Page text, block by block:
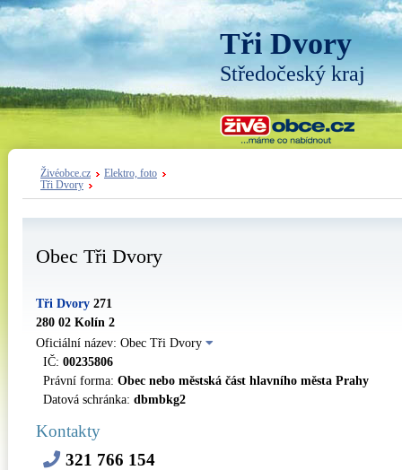
Tři Dvory
Středočeský kraj
Živéobce.cz
Elektro, foto
Tři Dvory
Obec Tři Dvory
Tři Dvory 271
280 02 Kolín 2
Oficiální název: Obec Tři Dvory
IČ: 00235806
Právní forma: Obec nebo městská část hlavního města Prahy
Datová schránka: dbmbkg2
Kontakty
321 766 154